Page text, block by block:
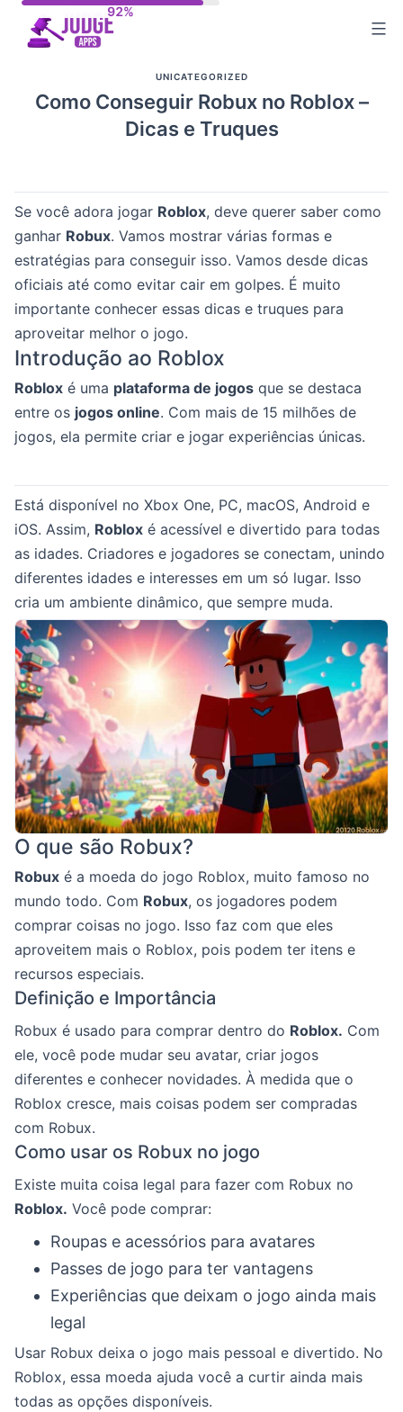
UNICATEGORIZED
Como Conseguir Robux no Roblox –
Dicas e Truques
Se você adora jogar Roblox, deve querer saber como
ganhar Robux. Vamos mostrar várias formas e
estratégias para conseguir isso. Vamos desde dicas
oficiais até como evitar cair em golpes. É muito
importante conhecer essas dicas e truques para
aproveitar melhor o jogo.
Introdução ao Roblox
Roblox é uma plataforma de jogos que se destaca
entre os jogos online. Com mais de 15 milhões de
jogos, ela permite criar e jogar experiências únicas.
Está disponível no Xbox One, PC, macOS, Android e
iOS. Assim, Roblox é acessível e divertido para todas
as idades. Criadores e jogadores se conectam, unindo
diferentes idades e interesses em um só lugar. Isso
cria um ambiente dinâmico, que sempre muda.
O que são Robux?
Robux é a moeda do jogo Roblox, muito famoso no
mundo todo. Com Robux, os jogadores podem
comprar coisas no jogo. Isso faz com que eles
aproveitem mais o Roblox, pois podem ter itens e
recursos especiais.
Definição e Importância
Robux é usado para comprar dentro do Roblox. Com
ele, você pode mudar seu avatar, criar jogos
diferentes e conhecer novidades. À medida que o
Roblox cresce, mais coisas podem ser compradas
com Robux.
Como usar os Robux no jogo
Existe muita coisa legal para fazer com Robux no
Roblox. Você pode comprar:
Roupas e acessórios para avatares
Passes de jogo para ter vantagens
Experiências que deixam o jogo ainda mais
legal
Usar Robux deixa o jogo mais pessoal e divertido. No
Roblox, essa moeda ajuda você a curtir ainda mais
todas as opções disponíveis.